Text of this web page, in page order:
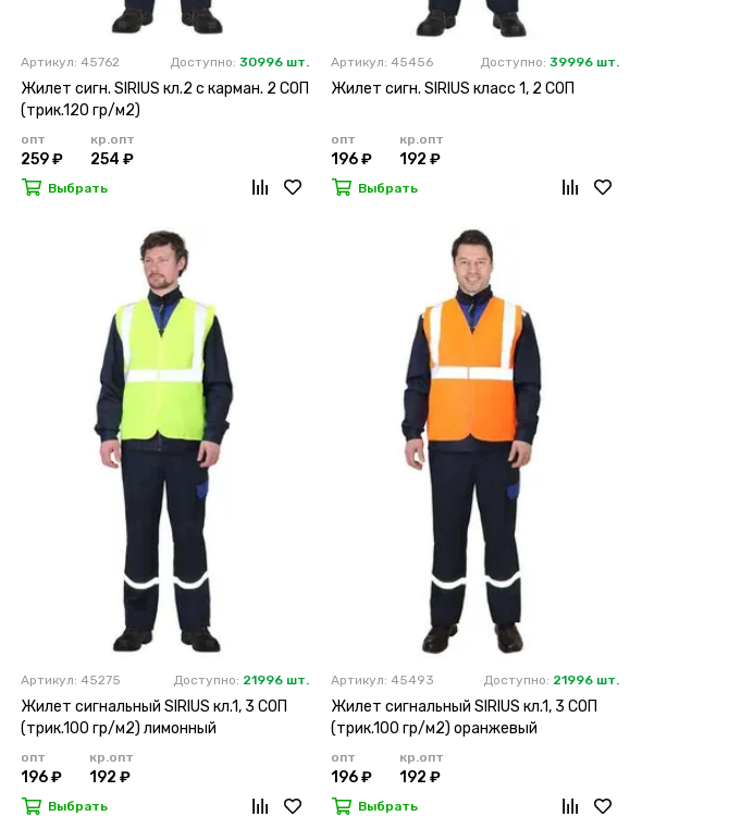
Артикул: 45762 Доступно: 30996 шт.
Жилет сигн. SIRIUS кл.2 с карман. 2 СОП
(трик.120 гр/м2)
опт
259 ₽
кр.опт
254 ₽
Выбрать
Артикул: 45456 Доступно: 39996 шт.
Жилет сигн. SIRIUS класс 1, 2 СОП
опт
196 ₽
кр.опт
192 ₽
Выбрать
Артикул: 45275 Доступно: 21996 шт.
Жилет сигнальный SIRIUS кл.1, 3 СОП
(трик.100 гр/м2) лимонный
опт
196 ₽
кр.опт
192 ₽
Выбрать
Артикул: 45493 Доступно: 21996 шт.
Жилет сигнальный SIRIUS кл.1, 3 СОП
(трик.100 гр/м2) оранжевый
опт
196 ₽
кр.опт
192 ₽
Выбрать